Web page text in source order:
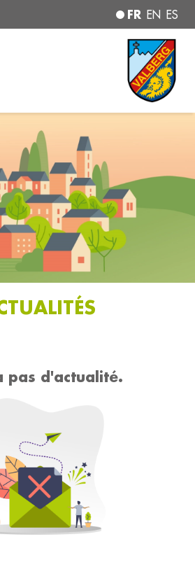
FR EN ES
pas d'actualité.